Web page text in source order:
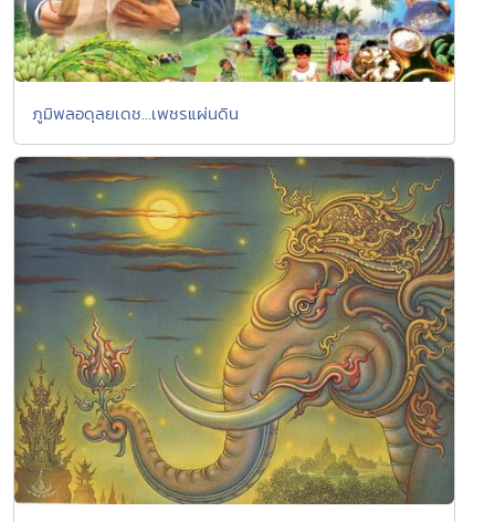
ภูมิพลอดุลยเดช...เพชรแผ่นดิน